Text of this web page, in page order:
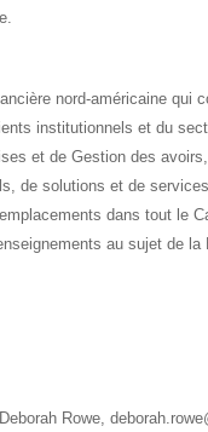
nord-américaine qui
institutionnels et du
et de Gestion des
de solutions et de
dans tout le
au sujet de
Rowe,